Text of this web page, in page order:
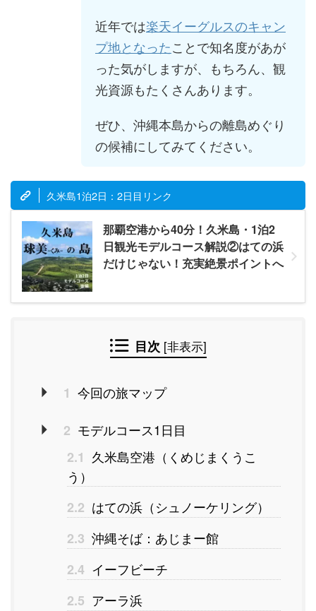
近年では楽天イーグルスのキャン
プ地となったことで知名度があが
った気がしますが、もちろん、観
光資源もたくさんあります。
ぜひ、沖縄本島からの離島めぐり
の候補にしてみてください。
久米島1泊2日：2日目リンク
那覇空港から40分！久米島・1泊2
日観光モデルコース解説②はての浜
だけじゃない！充実絶景ポイントへ
目次 [非表示]
1 今回の旅マップ
2 モデルコース1日目
2.1 久米島空港（くめじまくうこ
う）
2.2 はての浜（シュノーケリング）
2.3 沖縄そば：あじまー館
2.4 イーフビーチ
2.5 アーラ浜